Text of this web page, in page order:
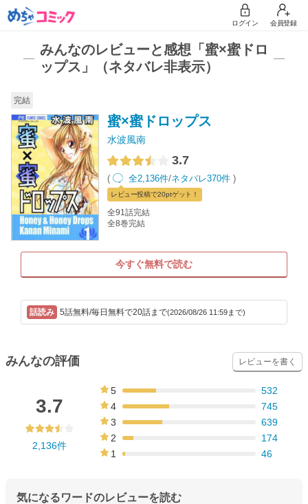
ログイン 会員登録
みんなのレビューと感想「蜜×蜜ドロ
ップス」（ネタバレ非表示）
完結
蜜×蜜ドロップス
水波風南
3.7
( 全2,136件/ネタバレ370件 )
レビュー投稿で20ptゲット！
全91話完結
全8巻完結
今すぐ無料で読む
5話無料/毎日無料で20話まで(2026/08/26 11:59まで)
みんなの評価 レビューを書く
3.7
2,136件
5
532
4
745
3
639
2
174
1
46
気になるワードのレビューを読む